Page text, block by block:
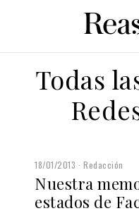
Todas
18/01/2013 Redacción
Nuestra
estados de